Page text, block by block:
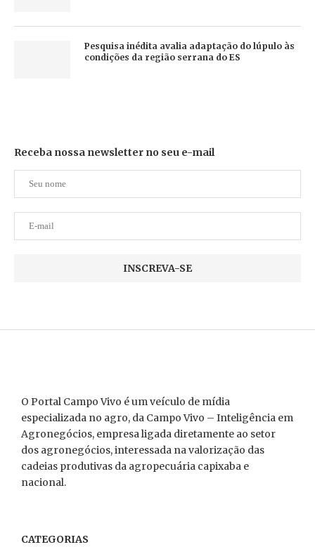
Pesquisa inédita avalia adaptação do lúpulo às
condições da região serrana do ES
Receba nossa newsletter no seu e-mail
O Portal Campo Vivo é um veículo de mídia
especializada no agro, da Campo Vivo – Inteligência em
Agronegócios, empresa ligada diretamente ao setor
dos agronegócios, interessada na valorização das
cadeias produtivas da agropecuária capixaba e
nacional.
CATEGORIAS